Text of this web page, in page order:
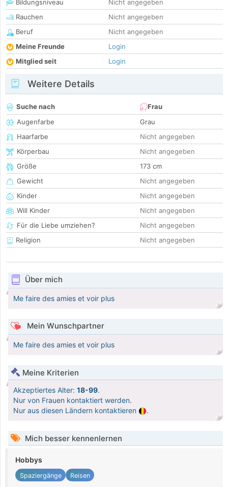
Bildungsniveau
Nicht angegeben
Rauchen
Nicht angegeben
Beruf
Nicht angegeben
Meine Freunde
Login
Mitglied seit
Login
Weitere Details
Suche nach
Frau
Augenfarbe
Grau
Haarfarbe
Nicht angegeben
Körperbau
Nicht angegeben
Größe
173 cm
Gewicht
Nicht angegeben
Kinder
Nicht angegeben
Will Kinder
Nicht angegeben
Für die Liebe umziehen?
Nicht angegeben
Religion
Nicht angegeben
Über mich
Me faire des amies et voir plus
Mein Wunschpartner
Me faire des amies et voir plus
Meine Kriterien
Akzeptiertes Alter: 18-99.
Nur von Frauen kontaktiert werden.
Nur aus diesen Ländern kontaktieren
.
Mich besser kennenlernen
Hobbys
Spaziergänge Reisen